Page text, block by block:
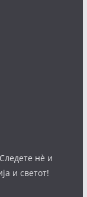
нè и
и светот!